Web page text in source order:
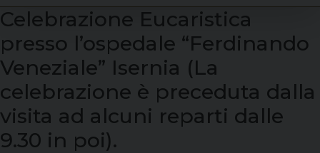
Celebrazione Eucaristica
presso l’ospedale “Ferdinando
Veneziale” Isernia (La
celebrazione è preceduta dalla
visita ad alcuni reparti dalle
9.30 in poi).